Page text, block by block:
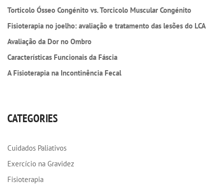
Torticolo Ósseo Congénito vs. Torcicolo Muscular Congénito
Fisioterapia no joelho: avaliação e tratamento das lesões do LCA
Avaliação da Dor no Ombro
Características Funcionais da Fáscia
A Fisioterapia na Incontinência Fecal
CATEGORIES
Cuidados Paliativos
Exercício na Gravidez
Fisioterapia